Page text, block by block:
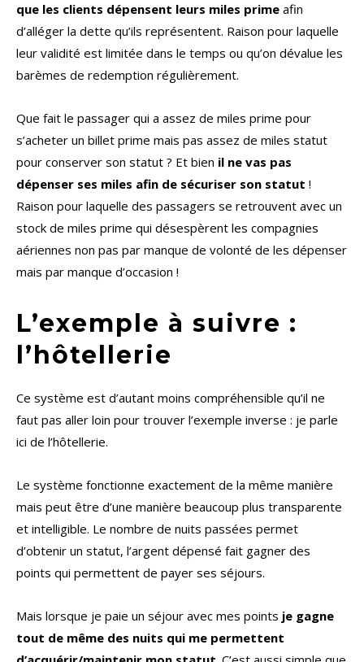
que les clients dépensent leurs miles prime afin
d’alléger la dette qu’ils représentent. Raison pour laquelle
leur validité est limitée dans le temps ou qu’on dévalue les
barèmes de redemption régulièrement.
Que fait le passager qui a assez de miles prime pour
s’acheter un billet prime mais pas assez de miles statut
pour conserver son statut ? Et bien il ne vas pas
dépenser ses miles afin de sécuriser son statut !
Raison pour laquelle des passagers se retrouvent avec un
stock de miles prime qui désespèrent les compagnies
aériennes non pas par manque de volonté de les dépenser
mais par manque d’occasion !
L’exemple à suivre :
l’hôtellerie
Ce système est d’autant moins compréhensible qu’il ne
faut pas aller loin pour trouver l’exemple inverse : je parle
ici de l’hôtellerie.
Le système fonctionne exactement de la même manière
mais peut être d’une manière beaucoup plus transparente
et intelligible. Le nombre de nuits passées permet
d’obtenir un statut, l’argent dépensé fait gagner des
points qui permettent de payer ses séjours.
Mais lorsque je paie un séjour avec mes points je gagne
tout de même des nuits qui me permettent